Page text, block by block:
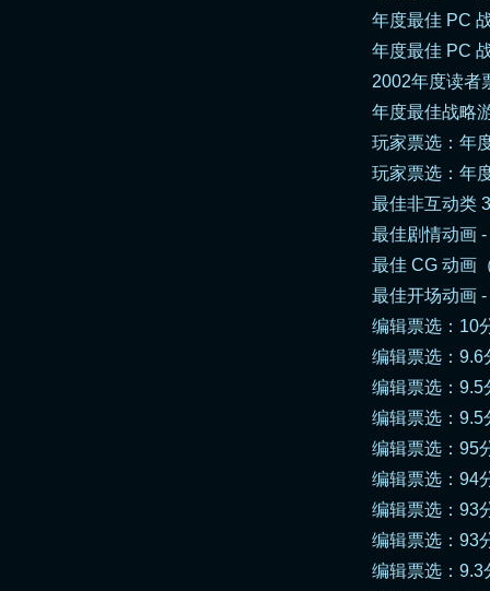
年度最佳 PC
年度最佳 PC
2002年度读者
年度最佳战略
玩家票选：年
玩家票选：年
最佳非互动类
最佳剧情动画 -
最佳 CG 动画
最佳开场动画
编辑票选：10
编辑票选：9.6
编辑票选：9.5
编辑票选：9.5
编辑票选：95
编辑票选：94
编辑票选：93
编辑票选：93
编辑票选：9.3